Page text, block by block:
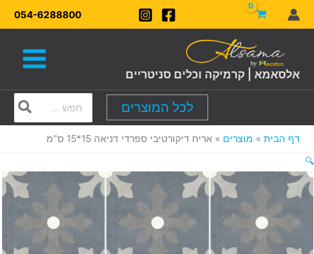
דילוג
לתוכן
054-6288800
אלסאמא | קרמיקה וכלים סניטריים
לכל המוצרים
for:
דף הבית מוצרים
אריח דיקורטיבי ספרדי דניאה 15*15 ס"מ
🔍